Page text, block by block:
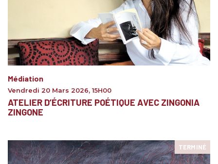
Médiation
Vendredi 20 Mars 2026, 15H00
ATELIER D’ÉCRITURE POÉTIQUE AVEC ZINGONIA
ZINGONE
TERMINÉ